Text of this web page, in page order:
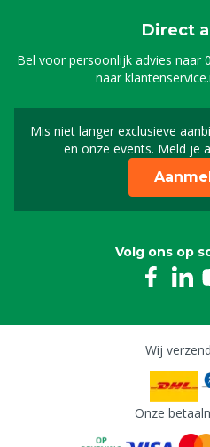
Direct
Bel voor persoonlijk advies naar
naar
Mis niet langer exclusieve
en onze events. Meld je
Volg ons op
Wij
Onze